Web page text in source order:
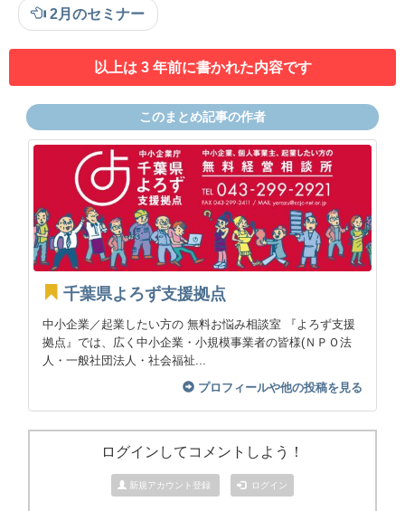
2月のセミナー
以上は 3 年前に書かれた内容です
このまとめ記事の作者
千葉県よろず支援拠点
中小企業／起業したい方の 無料お悩み相談室 『よろず支援
拠点』では、広く中小企業・小規模事業者の皆様(ＮＰＯ法
人・一般社団法人・社会福祉...
プロフィールや他の投稿を見る
ログインしてコメントしよう！
新規アカウント登録 ログイン